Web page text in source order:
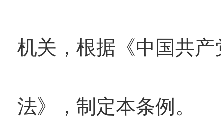
机关，根据《中国共
法》，制定本条例。